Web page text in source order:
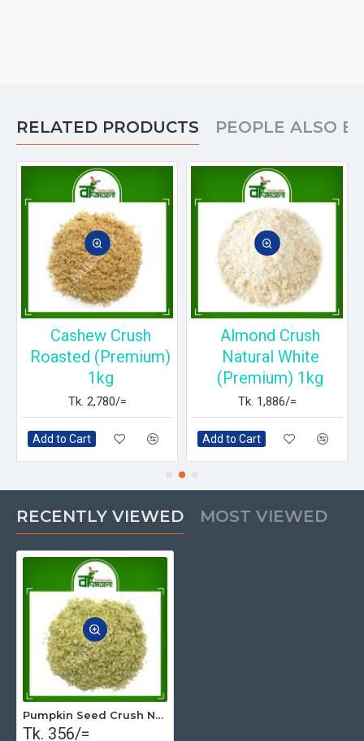
RELATED PRODUCTS PEOPLE ALSO
Cashew Crush
Roasted (Premium)
1kg
Tk. 2,780/=
Add to Cart
Almond Crush
Natural White
(Premium) 1kg
Tk. 1,886/=
Add to Cart
RECENTLY VIEWED MOST VIEWED
Pumpkin Seed Crush Natural (Premium) 250gm
Tk. 356/=